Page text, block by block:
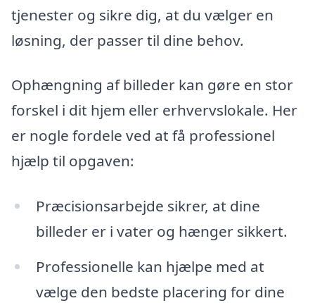
tjenester og sikre dig, at du vælger en
løsning, der passer til dine behov.
Ophængning af billeder kan gøre en stor
forskel i dit hjem eller erhvervslokale. Her
er nogle fordele ved at få professionel
hjælp til opgaven:
Præcisionsarbejde sikrer, at dine
billeder er i vater og hænger sikkert.
Professionelle kan hjælpe med at
vælge den bedste placering for dine